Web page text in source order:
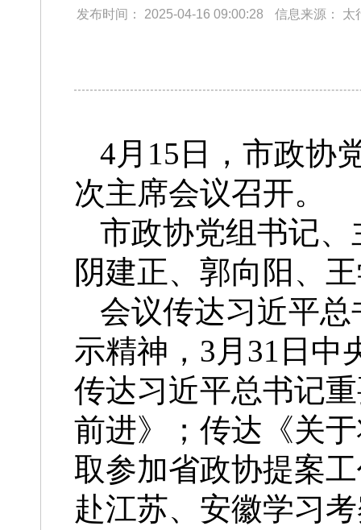
发布时间： 2025-04-16 09:00:28 信息来源： 太
4月15日，市政协
次主席会议召开。
市政协党组书记
阴建正、郭向阳、
会议传达习近平
示精神，3月31日中
传达习近平总书记
前进》；传达《关
取参加省政协提案
赴江苏、安徽学习